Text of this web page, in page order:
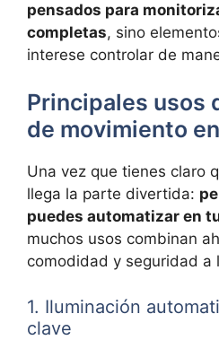
pensados para
completas, sino
interese controlar de
Principales usos
de movimiento
Una vez que tienes claro
llega la parte divertida:
puedes automatizar en
muchos usos combinan
comodidad y seguridad a
1. Iluminación
clave